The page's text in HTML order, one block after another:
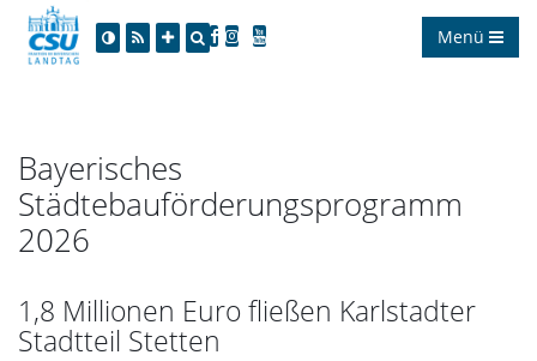
Menü
Bayerisches
Städtebauförderungsprogramm
2026
1,8 Millionen Euro fließen Karlstadter
Stadtteil Stetten